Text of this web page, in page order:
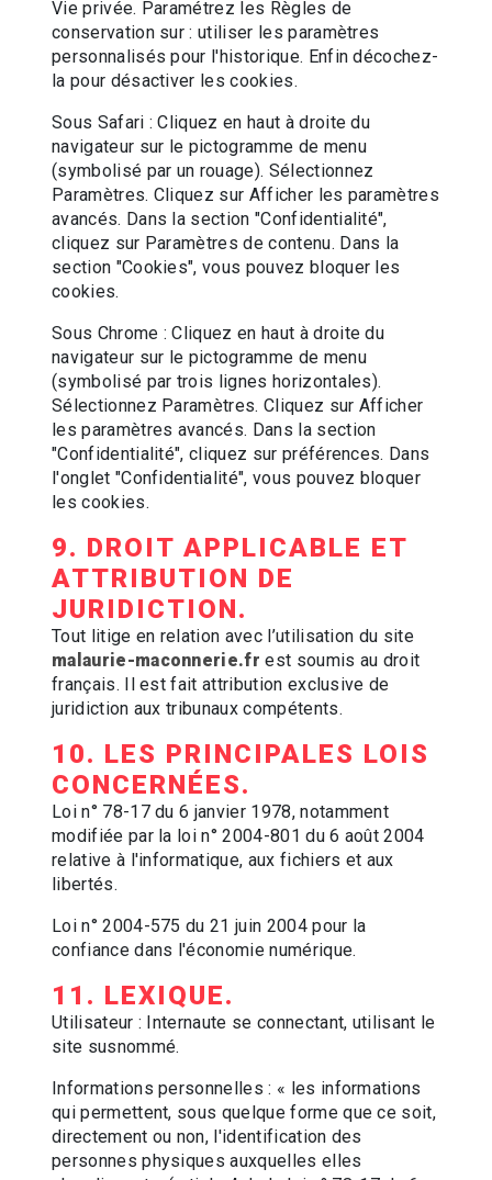
Vie privée. Paramétrez les Règles de
conservation sur : utiliser les paramètres
personnalisés pour l'historique. Enfin décochez-
la pour désactiver les cookies.
Sous Safari : Cliquez en haut à droite du
navigateur sur le pictogramme de menu
(symbolisé par un rouage). Sélectionnez
Paramètres. Cliquez sur Afficher les paramètres
avancés. Dans la section "Confidentialité",
cliquez sur Paramètres de contenu. Dans la
section "Cookies", vous pouvez bloquer les
cookies.
Sous Chrome : Cliquez en haut à droite du
navigateur sur le pictogramme de menu
(symbolisé par trois lignes horizontales).
Sélectionnez Paramètres. Cliquez sur Afficher
les paramètres avancés. Dans la section
"Confidentialité", cliquez sur préférences. Dans
l'onglet "Confidentialité", vous pouvez bloquer
les cookies.
9. DROIT APPLICABLE ET
ATTRIBUTION DE
JURIDICTION.
Tout litige en relation avec l’utilisation du site
malaurie-maconnerie.fr est soumis au droit
français. Il est fait attribution exclusive de
juridiction aux tribunaux compétents.
10. LES PRINCIPALES LOIS
CONCERNÉES.
Loi n° 78-17 du 6 janvier 1978, notamment
modifiée par la loi n° 2004-801 du 6 août 2004
relative à l'informatique, aux fichiers et aux
libertés.
Loi n° 2004-575 du 21 juin 2004 pour la
confiance dans l'économie numérique.
11. LEXIQUE.
Utilisateur : Internaute se connectant, utilisant le
site susnommé.
Informations personnelles : « les informations
qui permettent, sous quelque forme que ce soit,
directement ou non, l'identification des
personnes physiques auxquelles elles